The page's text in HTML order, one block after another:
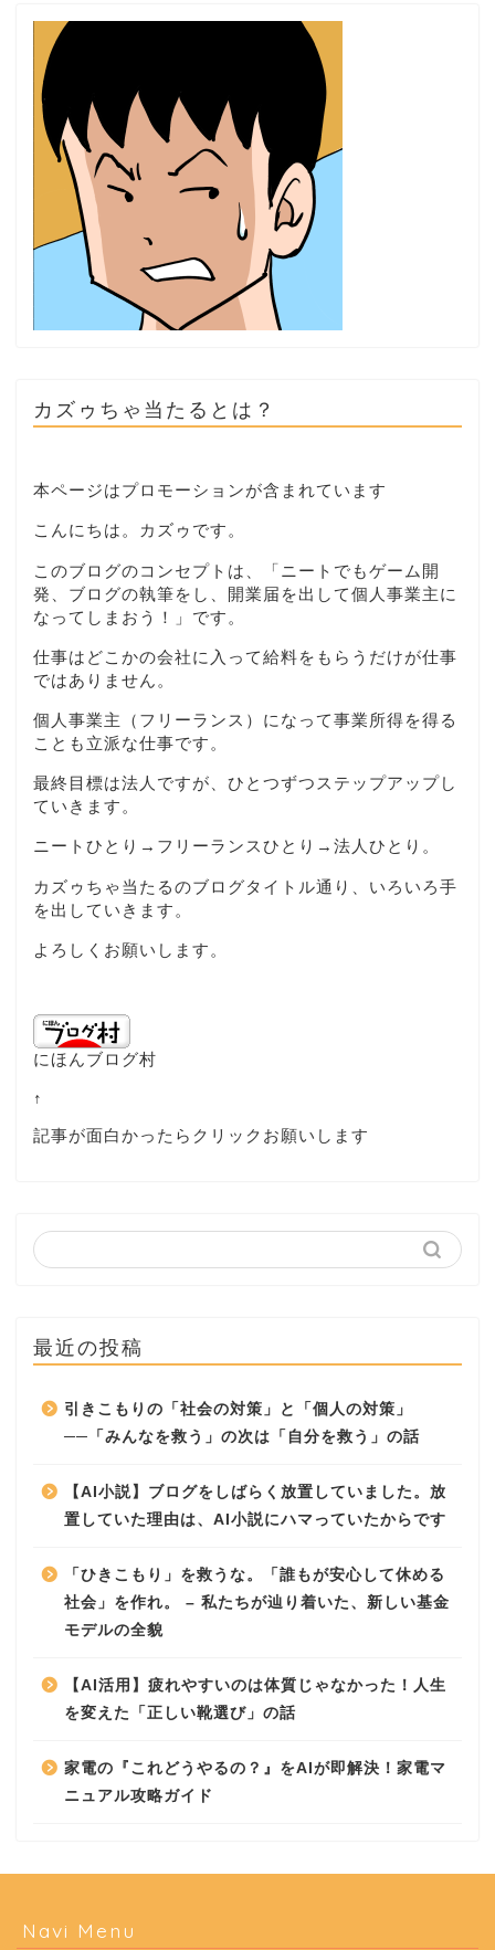
カズゥちゃ当たるとは？
本ページはプロモーションが含まれています
こんにちは。カズゥです。
このブログのコンセプトは、「ニートでもゲーム開
発、ブログの執筆をし、開業届を出して個人事業主に
なってしまおう！」です。
仕事はどこかの会社に入って給料をもらうだけが仕事
ではありません。
個人事業主（フリーランス）になって事業所得を得る
ことも立派な仕事です。
最終目標は法人ですが、ひとつずつステップアップし
ていきます。
ニートひとり→フリーランスひとり→法人ひとり。
カズゥちゃ当たるのブログタイトル通り、いろいろ手
を出していきます。
よろしくお願いします。
にほんブログ村
↑
記事が面白かったらクリックお願いします
最近の投稿
引きこもりの「社会の対策」と「個人の対策」
──「みんなを救う」の次は「自分を救う」の話
【AI小説】ブログをしばらく放置していました。放
置していた理由は、AI小説にハマっていたからです
「ひきこもり」を救うな。「誰もが安心して休める
社会」を作れ。 – 私たちが辿り着いた、新しい基金
モデルの全貌
【AI活用】疲れやすいのは体質じゃなかった！人生
を変えた「正しい靴選び」の話
家電の『これどうやるの？』をAIが即解決！家電マ
ニュアル攻略ガイド
Navi Menu